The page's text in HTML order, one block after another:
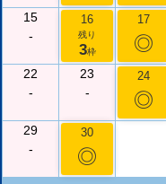
15
-
16
残り
3枠
17
◎
22
-
23
-
24
◎
29
-
30
◎